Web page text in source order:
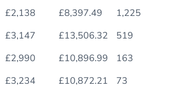
£2,138 £8,397.49 1,225
£3,147 £13,506.32 519
£2,990 £10,896.99
163
£3,234 £10,872.21 73